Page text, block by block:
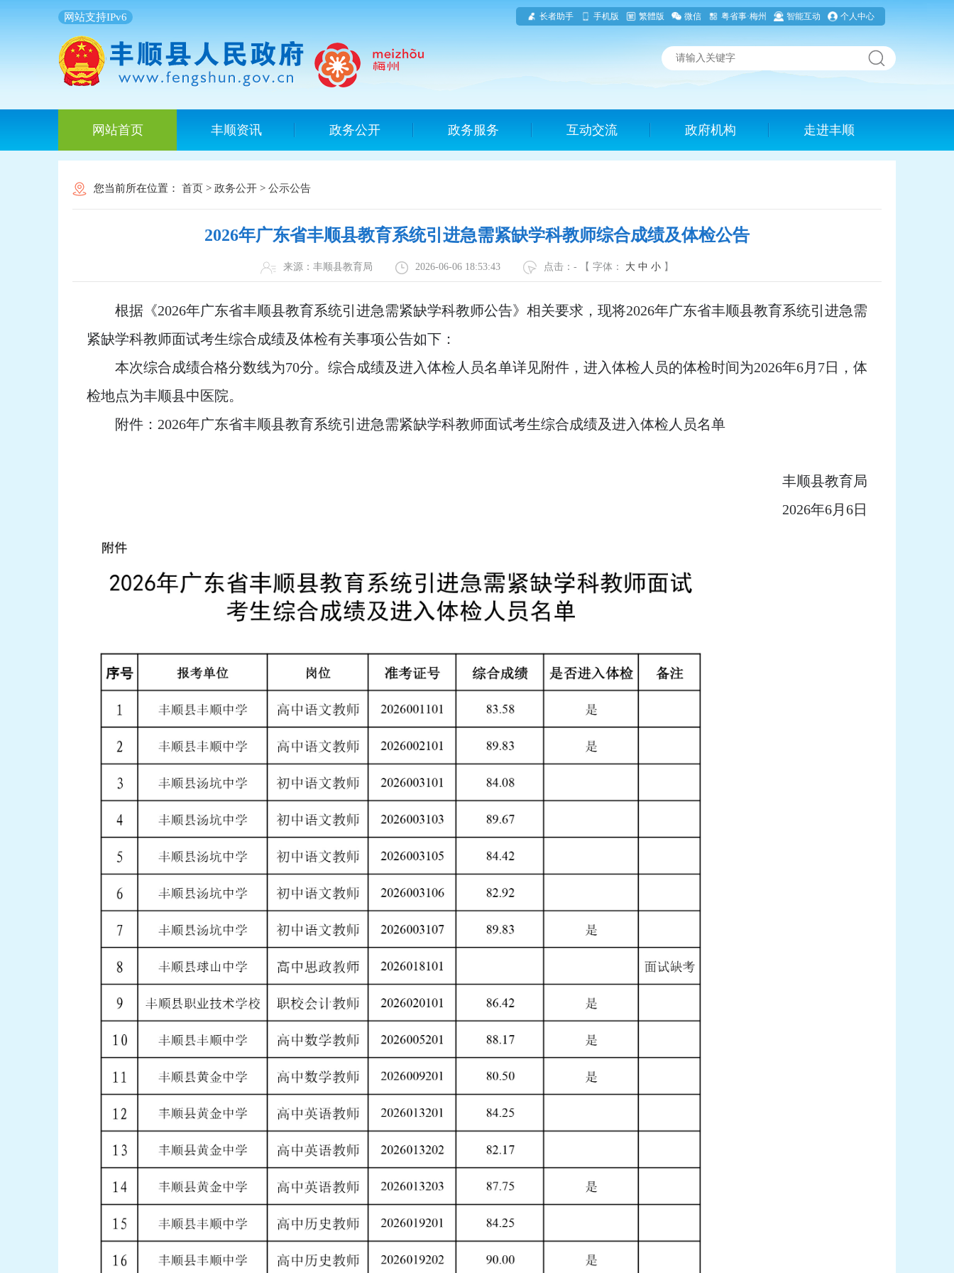
网站支持IPv6 长者助手 手机版 繁體版 微信 粤省事·梅州 智能互动 个人中心
网站首页 丰顺资讯 政务公开 政务服务 互动交流 政府机构 走进丰顺
您当前所在位置： 首页 > 政务公开 > 公示公告
2026年广东省丰顺县教育系统引进急需紧缺学科教师综合成绩及体检公告
来源：丰顺县教育局 2026-06-06 18:53:43 点击： - 【 字体： 大 中 小 】
根据《2026年广东省丰顺县教育系统引进急需紧缺学科教师公告》相关要求，现将2026年广东省丰顺县教育系统引进急需
紧缺学科教师面试考生综合成绩及体检有关事项公告如下：
本次综合成绩合格分数线为70分。综合成绩及进入体检人员名单详见附件，进入体检人员的体检时间为2026年6月7日，体
检地点为丰顺县中医院。
附件：2026年广东省丰顺县教育系统引进急需紧缺学科教师面试考生综合成绩及进入体检人员名单
丰顺县教育局
2026年6月6日